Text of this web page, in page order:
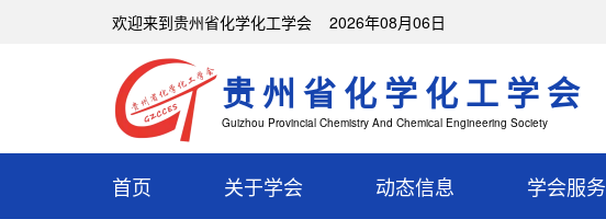
欢迎来到贵州省化学化工学会 2026年08月06日
贵州省化学化工学会
Guizhou Provincial Chemistry And Chemical Engineering Society
首页 关于学会 动态信息 学会服务